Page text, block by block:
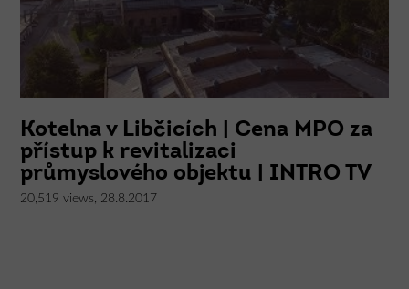
Kotelna v Libčicích | Cena MPO za
přístup k revitalizaci
průmyslového objektu | INTRO TV
20,519 views, 28.8.2017